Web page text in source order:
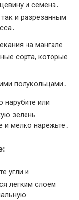
и семена․
и разрезанным
на мангале
сорта, которые
полукольцами․
нарубите или
зелень
и мелко нарежьте․
угли и
легким слоем